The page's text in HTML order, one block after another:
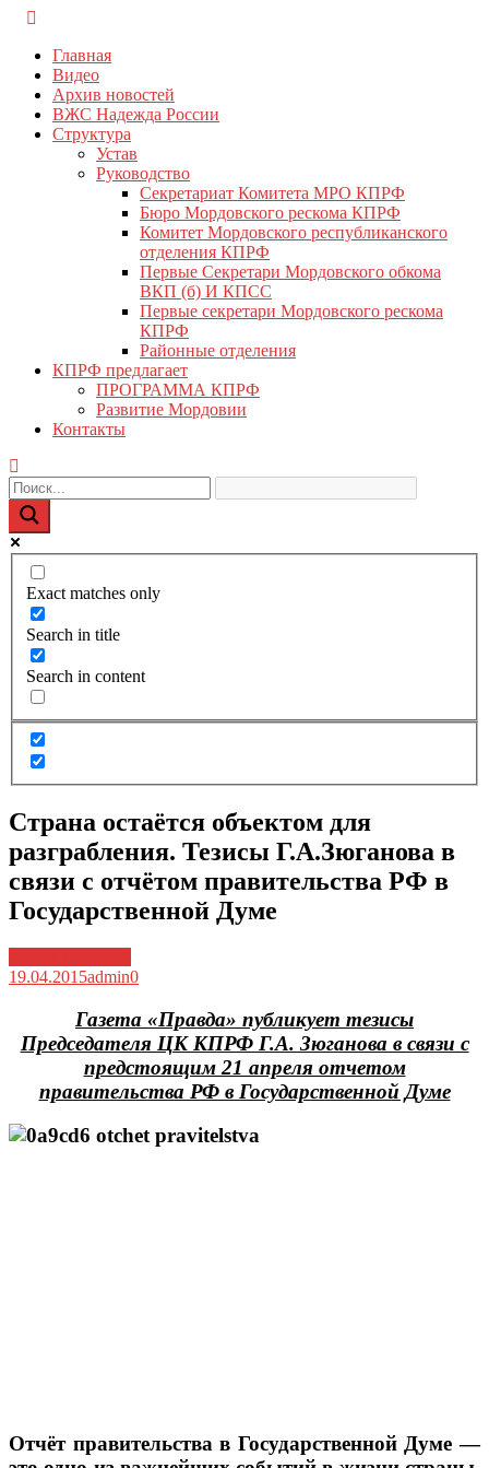
Перейти
содержимому
Главная
Видео
Архив новостей
ВЖС Надежда России
Структура
Устав
Руководство
Секретариат Комитета МРО КПРФ
Бюро Мордовского рескома КПРФ
Комитет Мордовского республиканского
отделения КПРФ
Первые Секретари Мордовского обкома
ВКП (б) И КПСС
Первые секретари Мордовского рескома
КПРФ
Районные отделения
КПРФ предлагает
ПРОГРАММА КПРФ
Развитие Мордовии
Контакты
Exact matches only
Search in title
Search in content
Страна остаётся объектом для
разграбления. Тезисы Г.А.Зюганова в
связи с отчётом правительства РФ в
Государственной Думе
19.04.2015admin0
Газета «Правда» публикует тезисы
Председателя ЦК КПРФ Г.А. Зюганова в связи с
предстоящим 21 апреля отчетом
правительства РФ в Государственной Думе
Отчёт правительства в Государственной Думе —